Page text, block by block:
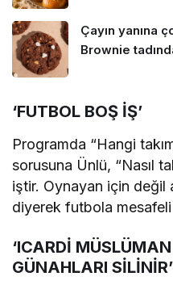
Çayın yanına
Brownie
‘FUTBOL BOŞ İŞ’
Programda “Hangi
sorusuna Ünlü, “Nasıl
iştir. Oynayan için değil
diyerek futbola mesafeli
‘ICARDİ
GÜNAHLARI SİLİNİR’